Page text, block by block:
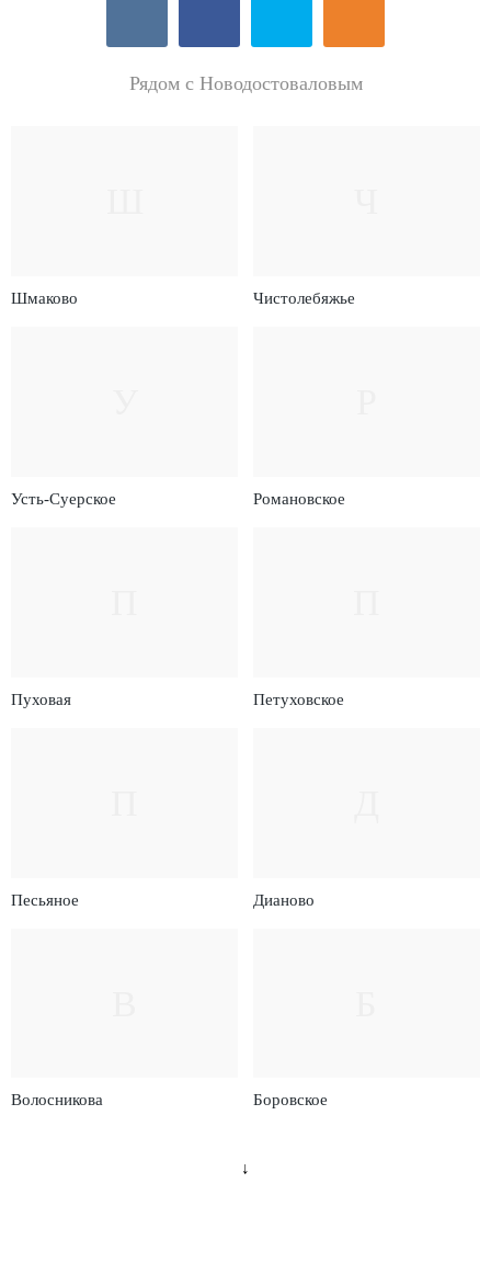
Рядом с Новодостоваловым
Шмаково Чистолебяжье
Усть-Суерское Романовское
Пуховая Петуховское
Песьяное Дианово
Волосникова Боровское
↓